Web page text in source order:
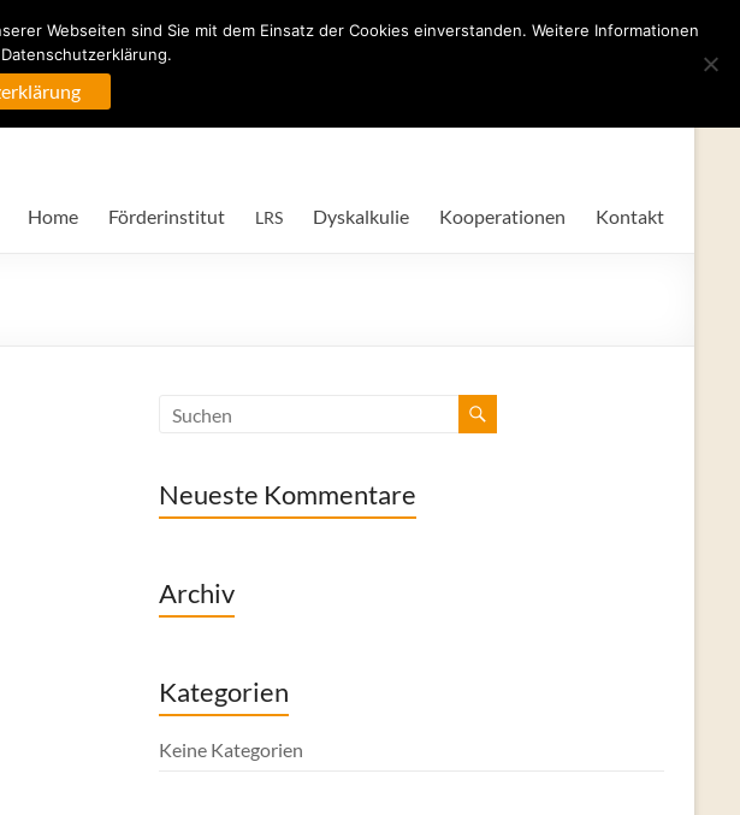
Home Förderinstitut LRS Dyskalkulie Kooperationen Kontakt
Neueste Kommentare
Archiv
Kategorien
Keine Kategorien
Webseiten sind Sie mit dem Einsatz der Cookies einverstanden. Weitere Informationen